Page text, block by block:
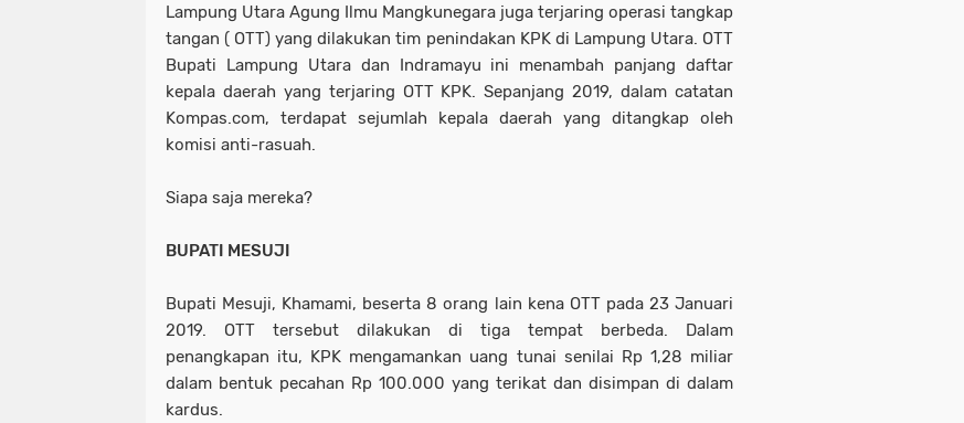
Lampung Utara Agung Ilmu Mangkunegara juga terjaring operasi tangkap
tangan ( OTT) yang dilakukan tim penindakan KPK di Lampung Utara. OTT
Bupati Lampung Utara dan Indramayu ini menambah panjang daftar
kepala daerah yang terjaring OTT KPK. Sepanjang 2019, dalam catatan
Kompas.com, terdapat sejumlah kepala daerah yang ditangkap oleh
komisi anti-rasuah.
Siapa saja mereka?
BUPATI MESUJI
Bupati Mesuji, Khamami, beserta 8 orang lain kena OTT pada 23 Januari
2019. OTT tersebut dilakukan di tiga tempat berbeda. Dalam
penangkapan itu, KPK mengamankan uang tunai senilai Rp 1,28 miliar
dalam bentuk pecahan Rp 100.000 yang terikat dan disimpan di dalam
kardus.